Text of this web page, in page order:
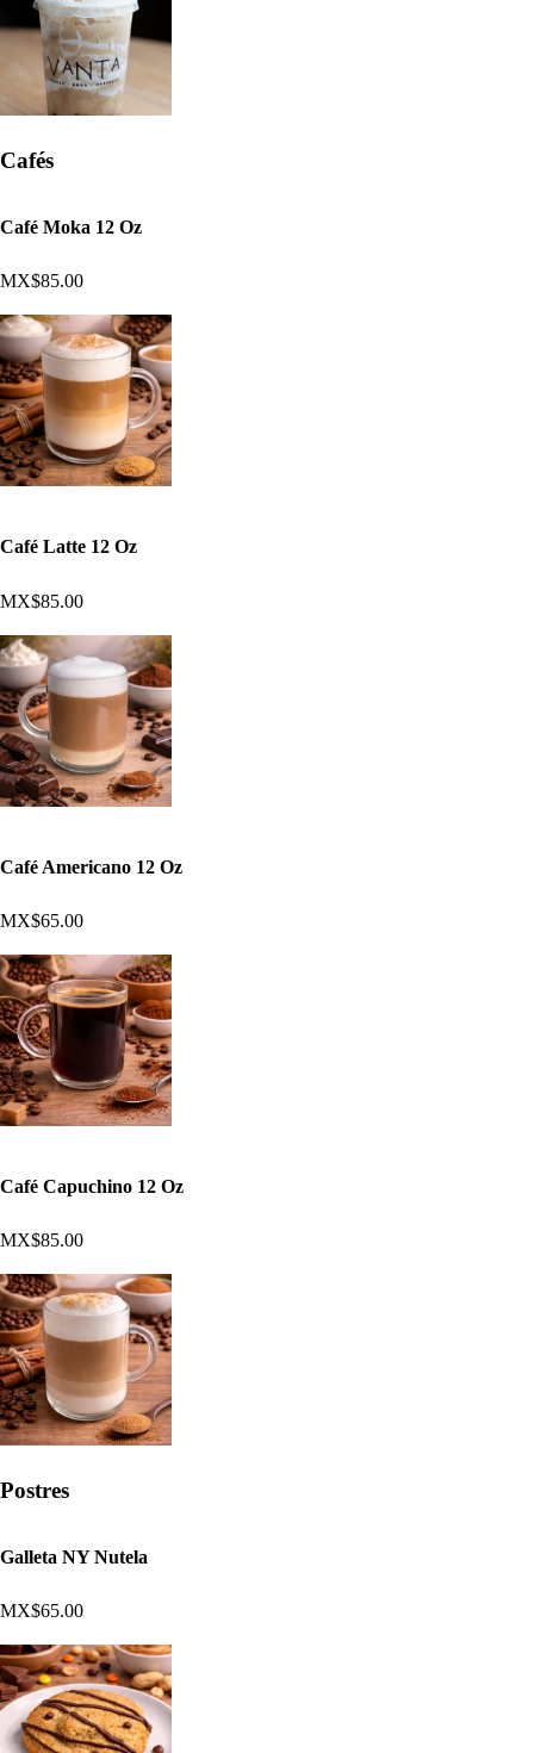
Cafés
Café Moka 12 Oz
MX$85.00
Café Latte 12 Oz
MX$85.00
Café Americano 12 Oz
MX$65.00
Café Capuchino 12 Oz
MX$85.00
Postres
Galleta NY Nutela
MX$65.00